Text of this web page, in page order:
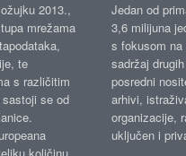
2013.,
mrežama
te
s različitim
se od
Jedan od
3,6 milijuna
s fokusom
sadržaj
posredni
arhivi,
organizacije,
uključen i